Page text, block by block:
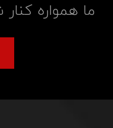
ما همواره